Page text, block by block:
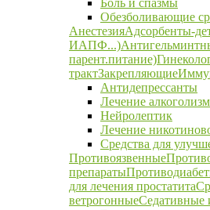
Боль и спазмы
Обезболивающие
АнестезияАдсорбенты-
ИАПФ...)
парент.питание)
трактЗакрепляющие
Антидепрессанты
Лечение
Нейролептик
Лечение
Средства для
Противоязвенные
препараты
для лечения простатита
ветрогонные